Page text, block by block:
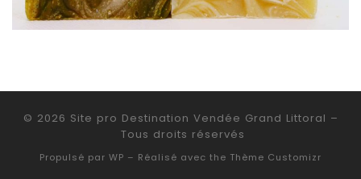
© 2026 Site pro Destination Vendée Grand Littoral –
Tous droits réservés
Propulsé par WP – Réalisé avec the Thème Customizr